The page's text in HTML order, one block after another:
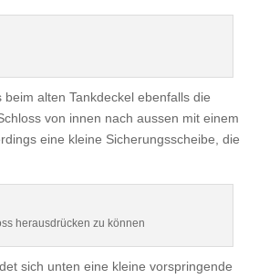
alten Tankdeckel ebenfalls die
von innen nach aussen mit einem
eine kleine Sicherungsscheibe, die
herausdrücken zu können
sich unten eine kleine vorspringende